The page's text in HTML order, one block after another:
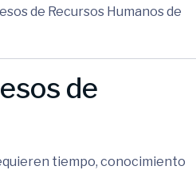
de Recursos Humanos de
de
tiempo, conocimiento